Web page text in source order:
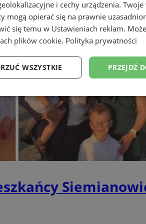
i cechy urządzenia.
mogą opierać się na prawnie
się temu w Ustawieniach reklam.
plików cookie. Polityka prywatności
PRZEJDŹ
WSZYSTKIE
Targetowanie Funkcjonalność
funkcji strony internetowej, takich jak
nie można prawidłowo korzystać ze strony